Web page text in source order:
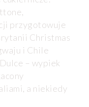
przygotowuje
Christmas
i Chile
– wypiek
a niekiedy